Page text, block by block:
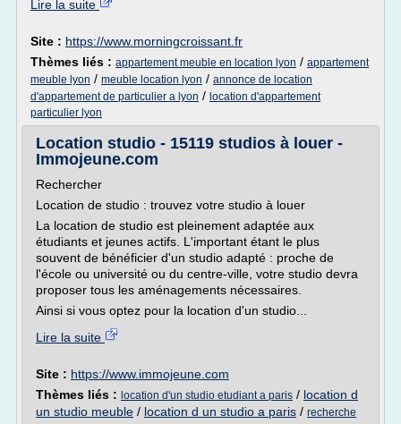
Lire la suite
Site : https://www.morningcroissant.fr
Thèmes liés : appartement meuble en location lyon / appartement
meuble lyon / meuble location lyon / annonce de location
d'appartement de particulier a lyon / location d'appartement
particulier lyon
Location studio - 15119 studios à louer -
Immojeune.com
Rechercher
Location de studio : trouvez votre studio à louer
La location de studio est pleinement adaptée aux
étudiants et jeunes actifs. L'important étant le plus
souvent de bénéficier d'un studio adapté : proche de
l'école ou université ou du centre-ville, votre studio devra
proposer tous les aménagements nécessaires.
Ainsi si vous optez pour la location d'un studio...
Lire la suite
Site : https://www.immojeune.com
Thèmes liés : location d'un studio etudiant a paris / location d
un studio meuble / location d un studio a paris / recherche